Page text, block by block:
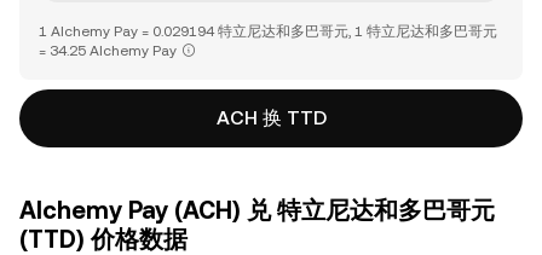
1 Alchemy Pay = 0.029194 特立尼达和多巴哥元, 1 特立尼达和多巴哥元
= 34.25 Alchemy Pay
ACH 换 TTD
Alchemy Pay (ACH) 兑 特立尼达和多巴哥元
(TTD) 价格数据